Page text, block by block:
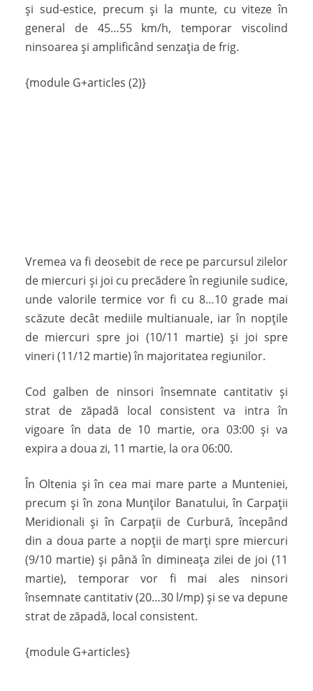
și sud-estice, precum și la munte, cu viteze în
general de 45…55 km/h, temporar viscolind
ninsoarea şi amplificând senzaţia de frig.
{module G+articles (2)}
Vremea va fi deosebit de rece pe parcursul zilelor
de miercuri şi joi cu precădere în regiunile sudice,
unde valorile termice vor fi cu 8…10 grade mai
scăzute decât mediile multianuale, iar în nopțile
de miercuri spre joi (10/11 martie) și joi spre
vineri (11/12 martie) în majoritatea regiunilor.
Cod galben de ninsori însemnate cantitativ și
strat de zăpadă local consistent va intra în
vigoare în data de 10 martie, ora 03:00 și va
expira a doua zi, 11 martie, la ora 06:00.
În Oltenia și în cea mai mare parte a Munteniei,
precum și în zona Munților Banatului, în Carpații
Meridionali și în Carpații de Curbură, începând
din a doua parte a nopții de marți spre miercuri
(9/10 martie) și până în dimineața zilei de joi (11
martie), temporar vor fi mai ales ninsori
însemnate cantitativ (20…30 l/mp) și se va depune
strat de zăpadă, local consistent.
{module G+articles}